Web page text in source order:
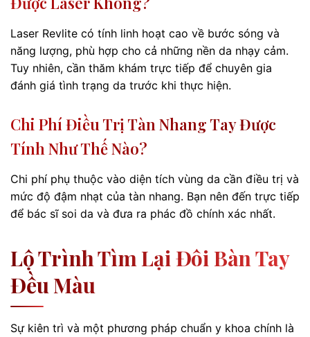
Laser Revlite có tính linh hoạt cao về bước sóng và
năng lượng, phù hợp cho cả những nền da nhạy cảm.
Tuy nhiên, cần thăm khám trực tiếp để chuyên gia
đánh giá tình trạng da trước khi thực hiện.
Chi Phí Điều Trị Tàn Nhang Tay Được
Tính Như Thế Nào?
Chi phí phụ thuộc vào diện tích vùng da cần điều trị và
mức độ đậm nhạt của tàn nhang. Bạn nên đến trực tiếp
để bác sĩ soi da và đưa ra phác đồ chính xác nhất.
Lộ Trình Tìm Lại Đôi Bàn Tay
Đều Màu
Sự kiên trì và một phương pháp chuẩn y khoa chính là